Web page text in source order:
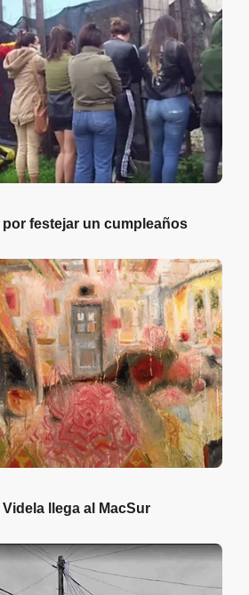
por festejar un cumpleaños
llega al MacSur